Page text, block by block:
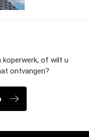
koperwerk, of wilt u
ontvangen?